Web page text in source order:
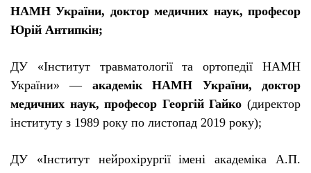
НАМН України, доктор медичних наук, професор
Юрій Антипкін;
ДУ «Інститут травматологіїта ортопедії НАМН
України» — академік НАМН України, доктор
медичних наук, професор Георгій Гайко(директор
інституту з 1989 року по листопад 2019 року);
ДУ «Інститут нейрохірургії імені академіка А.П.